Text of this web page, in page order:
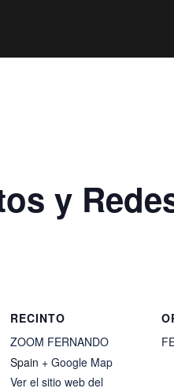
y
RECINTO
ZOOM FERNANDO
Spain + Google Map
Ver el sitio web del